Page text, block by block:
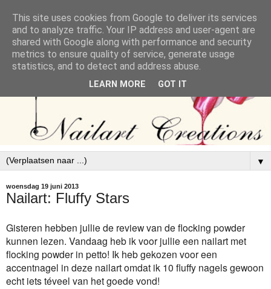
▼
woensdag 19 juni 2013
Nailart: Fluffy Stars
Gisteren hebben jullie de review van de flocking powder
kunnen lezen. Vandaag heb ik voor jullie een nailart met
flocking powder in petto! Ik heb gekozen voor een
accentnagel in deze nailart omdat ik 10 fluffy nagels gewoon
echt iets téveel van het goede vond!
This site uses cookies from Google to deliver its services
and to analyze traffic. Your IP address and user-agent are
shared with Google along with performance and security
metrics to ensure quality of service, generate usage
statistics, and to detect and address abuse.
LEARN MORE GOT IT